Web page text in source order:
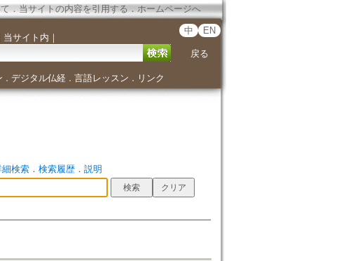
．当サイトの内容を引用する ． ホームページへ
当サイト内 ｜
中 EN
戻る
． デジタル仏経． 言語レッスン ． リンク
細検索． 検索履歴． 説明